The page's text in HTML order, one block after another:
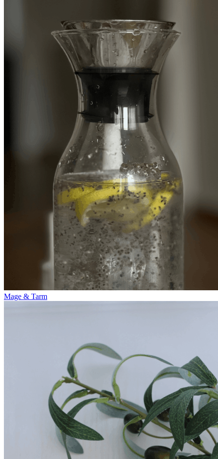
Mage & Tarm